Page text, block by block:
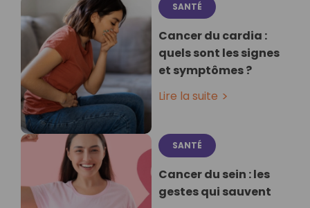
SANTÉ
Cancer du cardia :
quels sont les signes
et symptômes ?
Lire la suite
SANTÉ
Cancer du sein : les
gestes qui sauvent